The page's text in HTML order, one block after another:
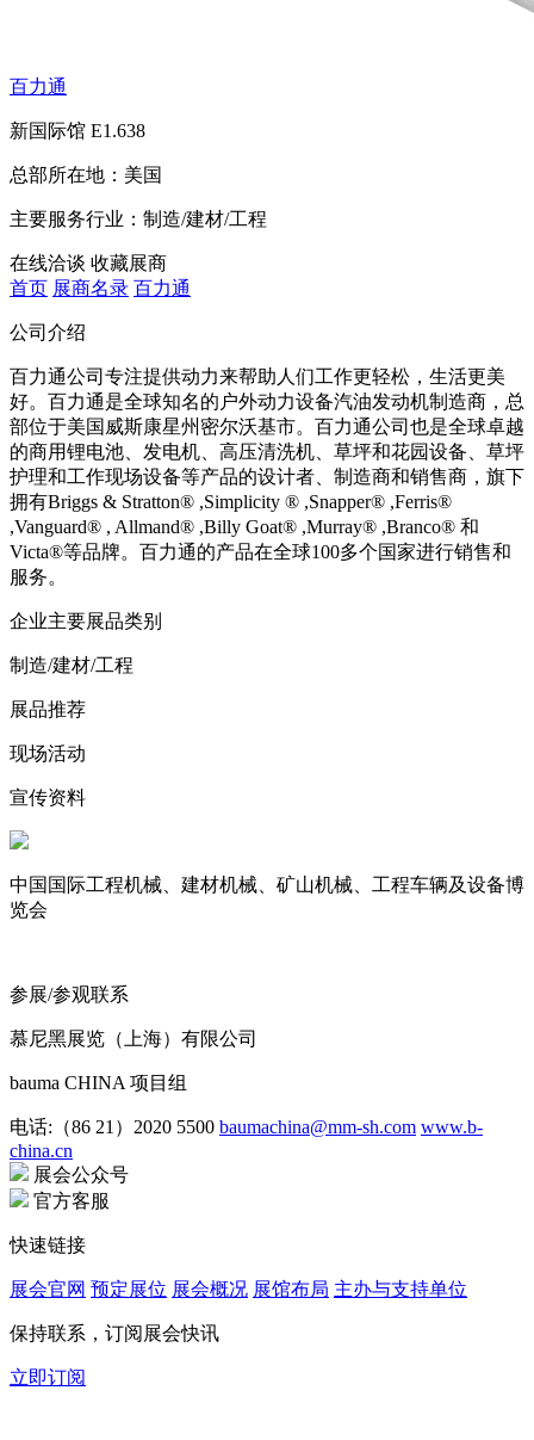
百力通
新国际馆 E1.638
总部所在地： 美国
主要服务行业： 制造/建材/工程
在线洽谈 收藏展商
首页 展商名录 百力通
公司介绍
百力通公司专注提供动力来帮助人们工作更轻松，生活更美
好。百力通是全球知名的户外动力设备汽油发动机制造商，总
部位于美国威斯康星州密尔沃基市。百力通公司也是全球卓越
的商用锂电池、发电机、高压清洗机、草坪和花园设备、草坪
护理和工作现场设备等产品的设计者、制造商和销售商，旗下
拥有Briggs & Stratton® ,Simplicity ® ,Snapper® ,Ferris®
,Vanguard® , Allmand® ,Billy Goat® ,Murray® ,Branco® 和
Victa®等品牌。百力通的产品在全球100多个国家进行销售和
服务。
企业主要展品类别
制造/建材/工程
展品推荐
现场活动
宣传资料
中国国际工程机械、建材机械、矿山机械、工程车辆及设备博
览会
参展/参观联系
慕尼黑展览（上海）有限公司
bauma CHINA 项目组
电话:（86 21）2020 5500 baumachina@mm-sh.com www.b-
china.cn
展会公众号
官方客服
快速链接
展会官网 预定展位 展会概况 展馆布局 主办与支持单位
保持联系，订阅展会快讯
立即订阅